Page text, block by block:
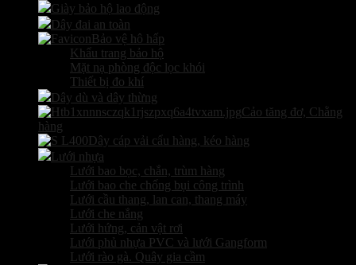
Giày bảo hộ lao động
Dây đai an toàn
Bảo vệ hô hấp
Khẩu trang bảo hộ
Mặt nạ phòng độc lọc khói
Thiết bị đo khí
Dây dù và dây thừng
Cảo tăng đơ, Chằng
hàng
Dây cáp vải cẩu hàng, kéo hàng
Lưới nhựa
Lưới bao bọc, chắn, trùm hàng
Lưới bao che chống bụi công trình
Lưới cầu thang, lan can, thang máy
Lưới che nắng
Lưới hứng, cản vật rơi
Lưới phủ nhựa PVC và lưới Gangform
Lưới rào gà. Quây gia cầm